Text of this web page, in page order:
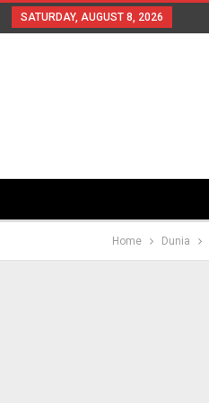
SATURDAY, AUGUST 8, 2026
Home Dunia